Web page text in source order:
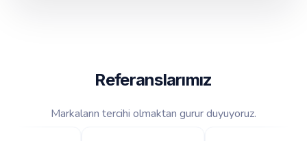
Referanslarımız
Markaların tercihi olmaktan gurur duyuyoruz.